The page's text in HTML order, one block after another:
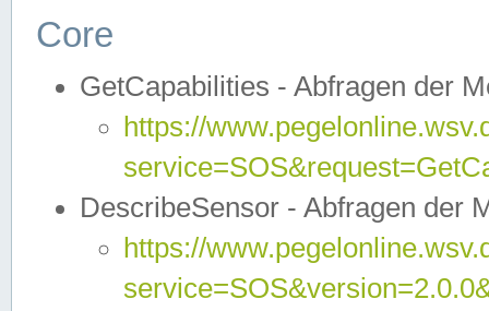
Core
GetCapabilities - Abfragen der
https://
DescribeSensor - Abfragen der
https://